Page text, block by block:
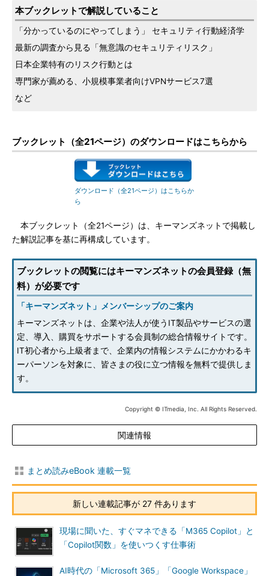
本ブックレットで解説していること
「分かっているのにやってしまう」 セキュリティ行動経済学
最新の調査から見る「無意識のセキュリティリスク」
日本企業特有のリスク行動とは
専門家が薦める、小規模事業者向けVPNサービス7選
など
ブックレット（全21ページ）のダウンロードはこちらから
ダウンロード（全21ページ）はこちらか
ら
本ブックレット（全21ページ）は、キーマンズネットで掲載し
た解説記事を基に再構成しています。
ブックレットの閲覧にはキーマンズネットの会員登録（無
料）が必要です
「キーマンズネット」メンバーシップのご案内
キーマンズネットは、企業や法人が使うIT製品やサービスの選
定、導入、購買をサポートする会員制の総合情報サイトです。
IT初心者から上級者まで、企業内の情報システムにかかわるキ
ーパーソンを対象に、皆さまの役に立つ情報を無料で提供しま
す。
Copyright © ITmedia, Inc. All Rights Reserved.
関連情報
まとめ読みeBook 連載一覧
新しい連載記事が 27 件あります
現場に聞いた、すぐマネできる「M365 Copilot」と
「Copilot関数」を使いつくす仕事術
AI時代の「Microsoft 365」「Google Workspace」